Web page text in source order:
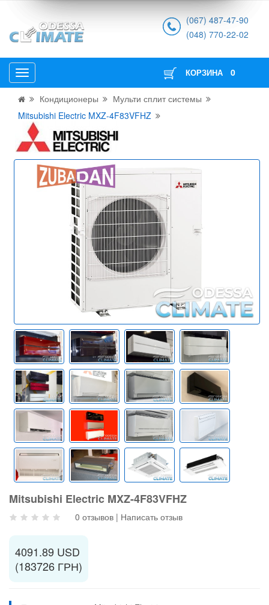
(067) 487-47-90
(048) 770-22-02
КОРЗИНА 0
Кондиционеры
Мульти сплит системы
Mitsubishi Electric MXZ-4F83VFHZ
Mitsubishi Electric MXZ-4F83VFHZ
0 отзывов | Написать отзыв
4091.89 USD
(183726 ГРН)